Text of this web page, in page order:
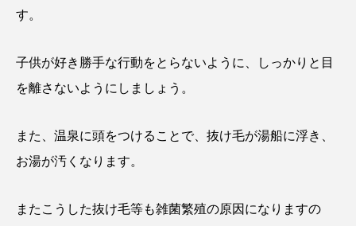
す。
子供が好き勝手な行動をとらないように、しっかりと目
を離さないようにしましょう。
また、温泉に頭をつけることで、抜け毛が湯船に浮き、
お湯が汚くなります。
またこうした抜け毛等も雑菌繁殖の原因になりますの